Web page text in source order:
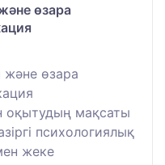
өзара
және өзара
оқытудың мақсаты
психологиялық
жеке